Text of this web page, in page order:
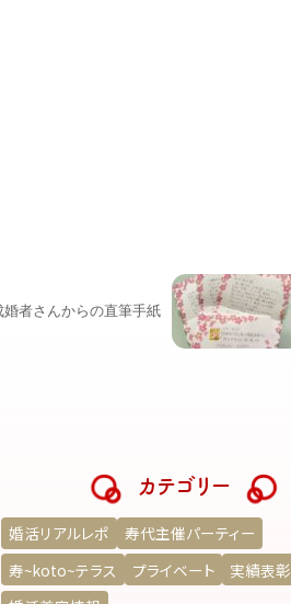
婚者さんからの直筆手紙
カテゴリー
婚活リアルレポ
寿代主催パーティー
寿~koto~テラス
プライベート
実績表彰